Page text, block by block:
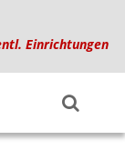
Einrichtungen